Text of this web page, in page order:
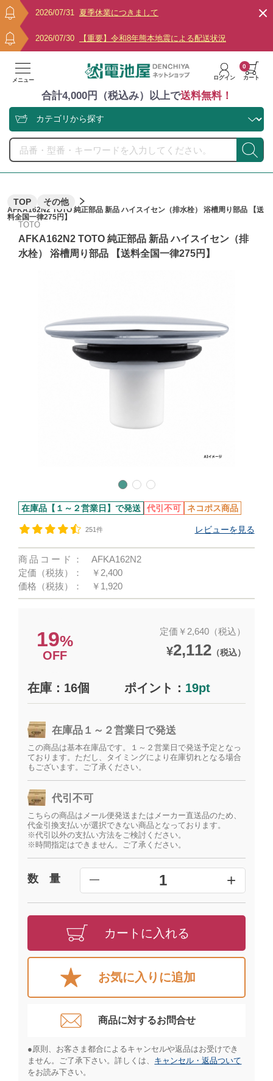
2026/07/31 夏季休業につきまして
2026/07/30 【重要】令和8年熊本地震による配送状況
メニュー ログイン カート
0
合計4,000円（税込み）以上で送料無料！
TOP その他
AFKA162N2 TOTO 純正部品 新品 ハイスイセン（排水栓） 浴槽周り部品 【送
料全国一律275円】
TOTO
AFKA162N2 TOTO 純正部品 新品 ハイスイセン（排
水栓） 浴槽周り部品 【送料全国一律275円】
在庫品【１～２営業日】で発送 代引不可 ネコポス商品
251件 レビューを見る
商品コード：
AFKA162N2
定価（税抜）：
￥2,400
価格（税抜）：
￥1,920
19%
OFF
定価￥2,640（税込）
¥2,112（税込）
在庫：16個 ポイント： 19pt
在庫品１～２営業日で発送
この商品は基本在庫品です。１～２営業日で発送予定となっ
ております。ただし、タイミングにより在庫切れとなる場合
もございます。ご了承ください。
代引不可
こちらの商品はメール便発送またはメーカー直送品のため、
代金引換支払いが選択できない商品となっております。
※代引以外の支払い方法をご検討ください。
※時間指定はできません。ご了承ください。
数 量 ━ 1 +
カートに入れる
お気に入りに追加
商品に対するお問合せ​
●原則、お客さま都合によるキャンセルや返品はお受けでき
ません。ご了承下さい。詳しくは、 キャンセル・返品ついて
をお読み下さい。​